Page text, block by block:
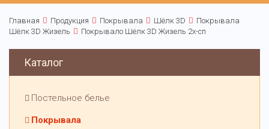
Главная Продукция Покрывала Шёлк 3D
Покрывала
Шёлк 3D Жизель
Покрывало Шёлк 3D Жизель 2х-сп
Каталог
Постельное белье
Покрывала